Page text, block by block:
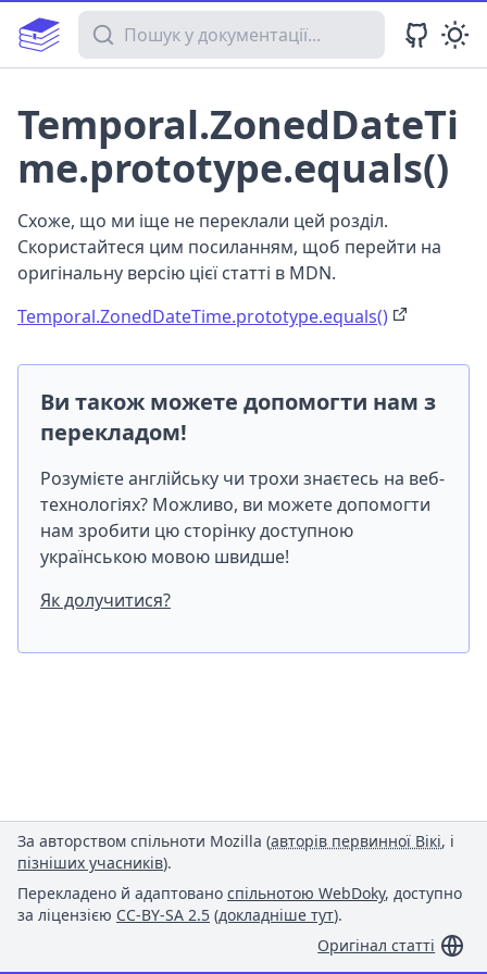
Пошук у документації
Temporal.ZonedDateTi
me.prototype.equals()
Схоже, що ми іще не переклали цей розділ.
Скористайтеся цим посиланням, щоб перейти на
оригінальну версію цієї статті в MDN.
Temporal.ZonedDateTime.prototype.equals()
Ви також можете допомогти нам з
перекладом!
Розумієте англійську чи трохи знаєтесь на веб-
технологіях? Можливо, ви можете допомогти
нам зробити цю сторінку доступною
українською мовою швидше!
Як долучитися?
За авторством спільноти Mozilla (авторів первинної Вікі, і
пізніших учасників).
Перекладено й адаптовано спільнотою WebDoky, доступно
за ліцензією CC-BY-SA 2.5 (докладніше тут).
Оригінал статті